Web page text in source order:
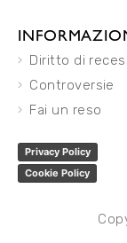
Diritto di
Controversie
Fai un reso
Privacy Policy
Cookie Policy